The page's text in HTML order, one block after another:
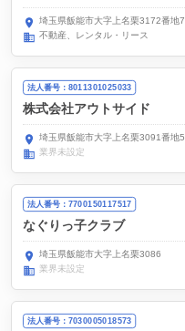
埼玉県飯能市大字上名栗3172番地7
不動産、レンタル・リース
法人番号：8011301025033
株式会社アウトサイド
埼玉県飯能市大字上名栗3091番地5
業界未設定
法人番号：7700150117517
なぐりっ子クラブ
埼玉県飯能市大字上名栗3086
業界未設定
法人番号：7030005018573